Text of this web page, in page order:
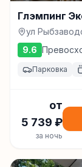
Глэмпинг
ул
9.6
Парковка
от
5 739 ₽
за ночь